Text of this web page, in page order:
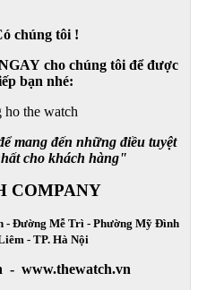
chúng tôi !
cho chúng tôi để được
bạn nhé:
mang đến những điều tuyệt
cho khách hàng"
COMPANY
- Đường Mễ Trì - Phường Mỹ Đình
- TP. Hà Nội
- www.thewatch.vn